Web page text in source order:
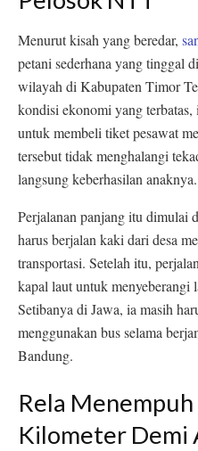
Menurut kisah yang beredar,
petani sederhana yang tinggal
wilayah di Kabupaten Timor
kondisi ekonomi yang
untuk membeli tiket pesawat
tersebut tidak menghalangi
langsung keberhasilan anaknya.
Perjalanan panjang itu dimulai
harus berjalan kaki dari desa
transportasi. Setelah itu,
kapal laut untuk menyeberangi
Setibanya di Jawa, ia masih
menggunakan bus selama
Bandung.
Rela
Kilometer Demi